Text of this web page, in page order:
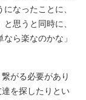
なったことに、
と思うと同時に、
なら楽なのかな」
がる必要があり
を探したりとい